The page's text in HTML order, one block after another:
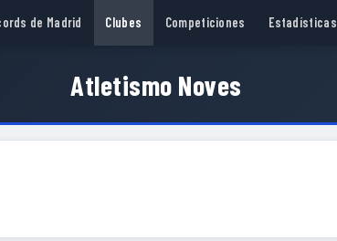
de Madrid Clubes Competiciones Estadísticas
Atletismo Noves